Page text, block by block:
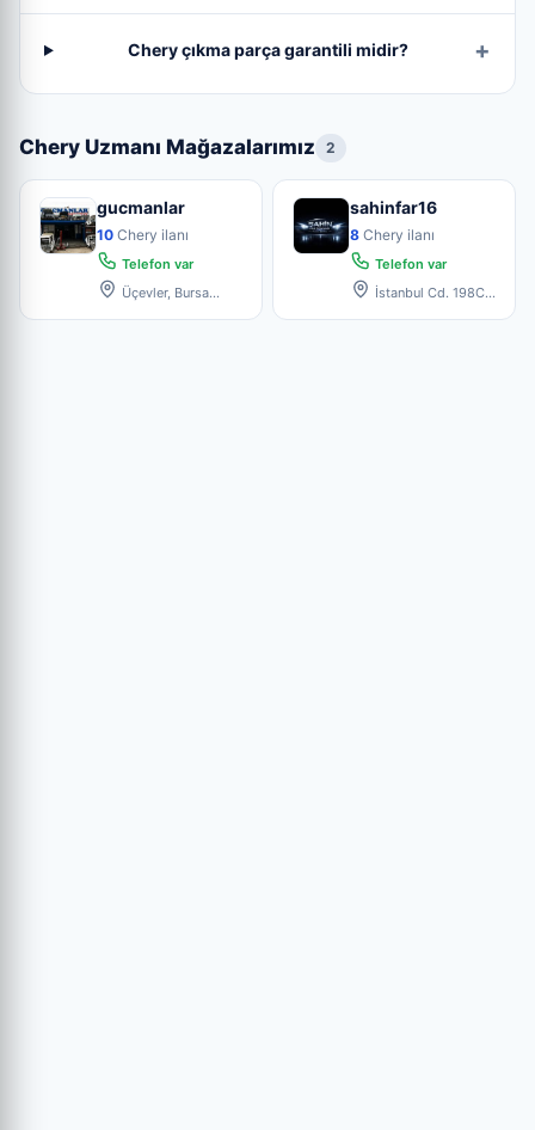
Chery çıkma parça garantili midir?
Chery Uzmanı Mağazalarımız 2
gucmanlar
10 Chery ilanı
Telefon var
Üçevler, Bursa
sahinfar16
8 Chery ilanı
Telefon var
İstanbul Cd. 198C,